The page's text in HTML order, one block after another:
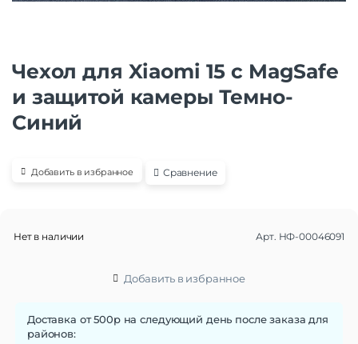
Чехол для Xiaomi 15 с MagSafe
и защитой камеры Темно-
Синий
Добавить в избранное Сравнение
Нет в наличии Арт. НФ-00046091
Добавить в избранное
Доставка от 500р на следующий день после заказа для
районов: